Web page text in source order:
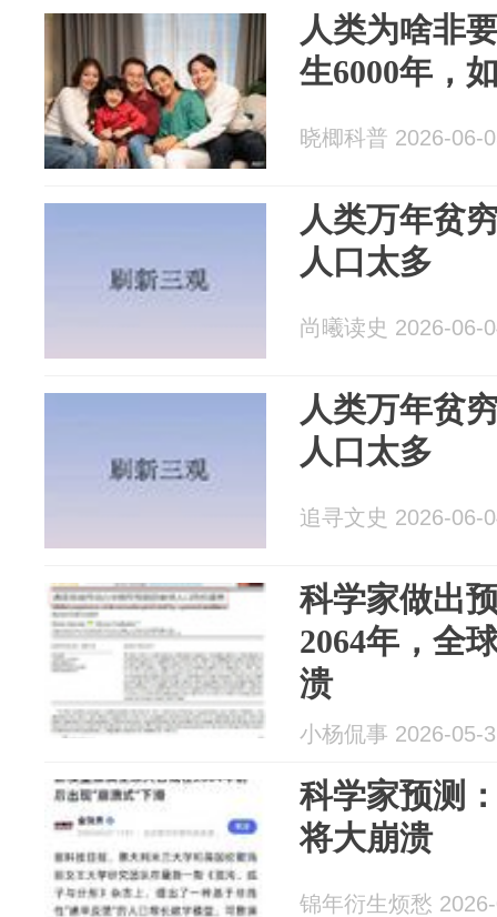
人类为啥非
生6000年，
晓楖科普 2026-06-
人类万年贫
人口太多
尚曦读史 2026-06-
人类万年贫
人口太多
追寻文史 2026-06-
科学家做出
2064年，全
溃
小杨侃事 2026-05-
科学家预测
将大崩溃
锦年衍生烦愁